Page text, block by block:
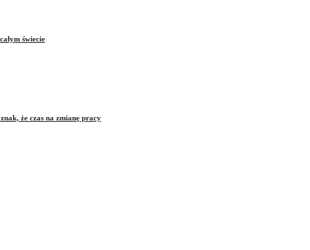
świecie
że czas na zmianę pracy